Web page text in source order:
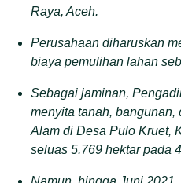
Raya, Aceh.
Perusahaan diharuskan
biaya pemulihan lahan
Sebagai jaminan,
menyita tanah,
Alam di Desa Pulo Kruet,
seluas 5.769 hektar pada